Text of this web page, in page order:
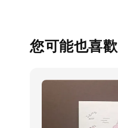
您可能也喜歡